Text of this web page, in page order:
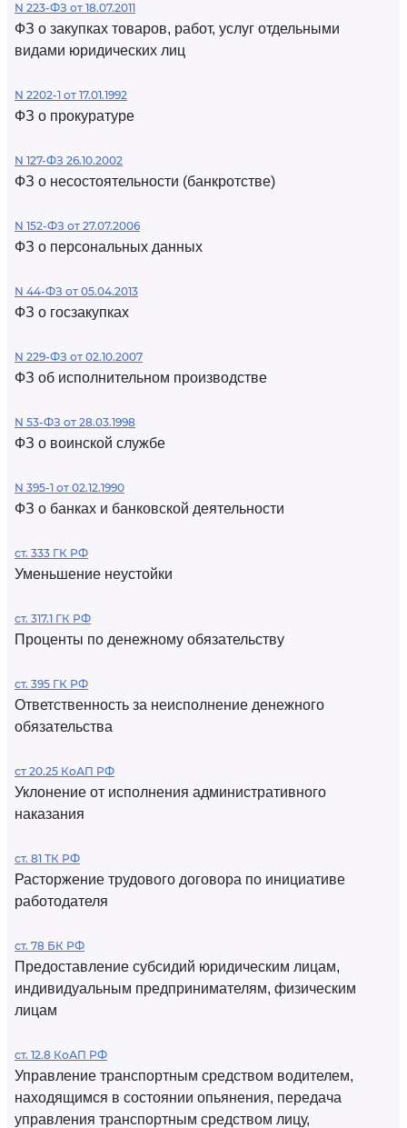
N 223-ФЗ от 18.07.2011
ФЗ о закупках товаров, работ, услуг отдельными
видами юридических лиц
N 2202-1 от 17.01.1992
ФЗ о прокуратуре
N 127-ФЗ 26.10.2002
ФЗ о несостоятельности (банкротстве)
N 152-ФЗ от 27.07.2006
ФЗ о персональных данных
N 44-ФЗ от 05.04.2013
ФЗ о госзакупках
N 229-ФЗ от 02.10.2007
ФЗ об исполнительном производстве
N 53-ФЗ от 28.03.1998
ФЗ о воинской службе
N 395-1 от 02.12.1990
ФЗ о банках и банковской деятельности
ст. 333 ГК РФ
Уменьшение неустойки
ст. 317.1 ГК РФ
Проценты по денежному обязательству
ст. 395 ГК РФ
Ответственность за неисполнение денежного
обязательства
ст 20.25 КоАП РФ
Уклонение от исполнения административного
наказания
ст. 81 ТК РФ
Расторжение трудового договора по инициативе
работодателя
ст. 78 БК РФ
Предоставление субсидий юридическим лицам,
индивидуальным предпринимателям, физическим
лицам
ст. 12.8 КоАП РФ
Управление транспортным средством водителем,
находящимся в состоянии опьянения, передача
управления транспортным средством лицу,